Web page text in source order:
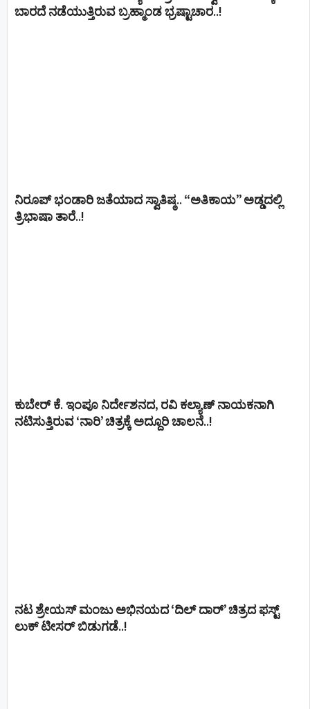
ಬಾರದೆ ನಡೆಯುತ್ತಿರುವ ಬ್ರಹ್ಮಾಂಡ ಭ್ರಷ್ಟಾಚಾರ..!
ನಿರೂಪ್ ಭಂಡಾರಿ ಜತೆಯಾದ ಸ್ವಾತಿಷ್ಠ.. “ಅತಿಕಾಯ” ಅಡ್ಡದಲ್ಲಿ
ತ್ರಿಭಾಷಾ ತಾರೆ..!
ಕುಬೇರ್ ಕೆ. ಇಂಪೂ ನಿರ್ದೇಶನದ, ರವಿ ಕಲ್ಯಾಣ್‍ ನಾಯಕನಾಗಿ
ನಟಿಸುತ್ತಿರುವ ‘ನಾರಿ’ ಚಿತ್ರಕ್ಕೆ ಅದ್ದೂರಿ ಚಾಲನೆ..!
ನಟ ಶ್ರೇಯಸ್ ಮಂಜು ಅಭಿನಯದ ‘ದಿಲ್ ದಾರ್’ ಚಿತ್ರದ ಫಸ್ಟ್
ಲುಕ್ ಟೀಸರ್ ಬಿಡುಗಡೆ..!